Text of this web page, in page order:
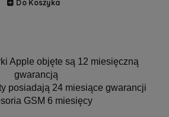
Do Koszyka
Apple objęte są 12 miesięczną
gwarancją
posiadają 24 miesiące gwarancji
GSM 6 miesięcy